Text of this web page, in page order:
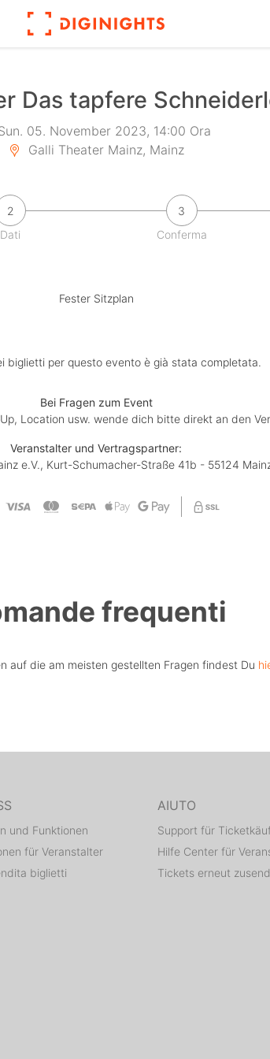
Das tapfere
05. November 2023, 14:00 Ora
Galli Theater Mainz, Mainz
2
Dati
3
Conferma
Fester Sitzplan
biglietti per questo evento è già stata completata.
Bei Fragen zum Event
Location usw. wende dich bitte direkt an den
Veranstalter und Vertragspartner:
e.V., Kurt-Schumacher-Straße 41b - 55124
frequenti
auf die am meisten gestellten Fragen findest Du
und Funktionen
für Veranstalter
biglietti
AIUTO
Support für
Hilfe Center für
Tickets erneut